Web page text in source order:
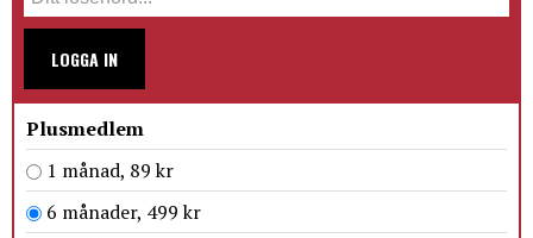
LOGGA IN
Plusmedlem
1 månad, 89 kr
6 månader, 499 kr